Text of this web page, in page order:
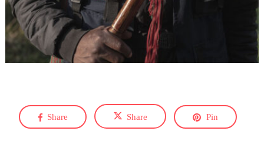
Share Share Pin